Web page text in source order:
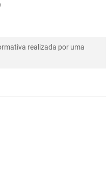
realizada por uma